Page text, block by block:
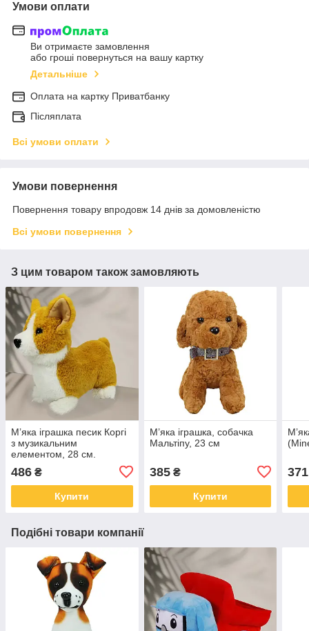
Умови оплати
Ви отримаєте замовлення
або гроші повернуться на вашу картку
Детальніше
Оплата на картку Приватбанку
Післяплата
Всі умови оплати
Умови повернення
Повернення товару впродовж 14 днів за домовленістю
Всі умови повернення
З цим товаром також замовляють
М’яка іграшка песик Коргі
з музикальним
елементом, 28 см.
486 ₴
Купити
М’яка іграшка, собачка
Мальтіпу, 23 см
385₴
Купити
371
Подібні товари компанії